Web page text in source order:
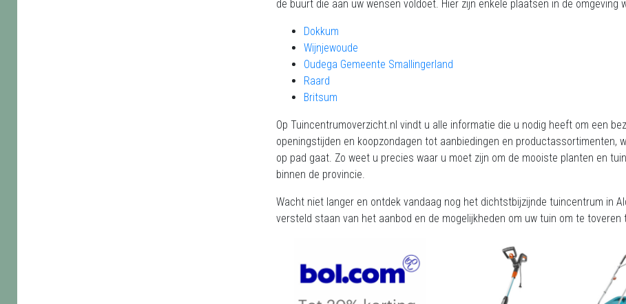
de buurt die aan uw wensen voldoet. Hier zijn enkele plaatsen in de omgeving
Dokkum
Wijnjewoude
Oudega Gemeente Smallingerland
Raard
Britsum
Op Tuincentrumoverzicht.nl vindt u alle informatie die u nodig heeft om een
openingstijden en koopzondagen tot aanbiedingen en productassortimenten,
op pad gaat. Zo weet u precies waar u moet zijn om de mooiste planten en
binnen de provincie.
Wacht niet langer en ontdek vandaag nog het dichtstbijzijnde tuincentrum in
versteld staan van het aanbod en de mogelijkheden om uw tuin om te toveren